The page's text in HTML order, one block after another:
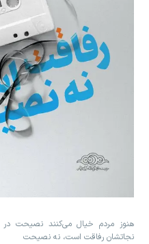
هنوز مردم خیال مى‌کنند نصیحت در
نجاتشان رفاقت است، نه نصیحت